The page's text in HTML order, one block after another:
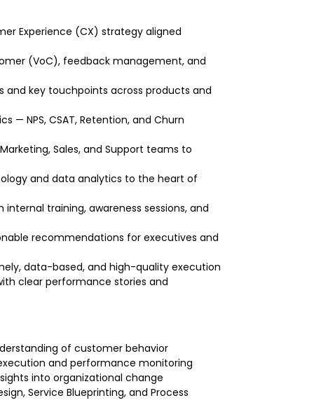
Experience (CX) strategy aligned
(VoC), feedback management, and
and key touchpoints across products and
— NPS, CSAT, Retention, and Churn
Sales, and Support teams to
and data analytics to the heart of
training, awareness sessions, and
recommendations for executives and
data-based, and high-quality execution
clear performance stories and
of customer behavior
and performance monitoring
into organizational change
Service Blueprinting, and Process